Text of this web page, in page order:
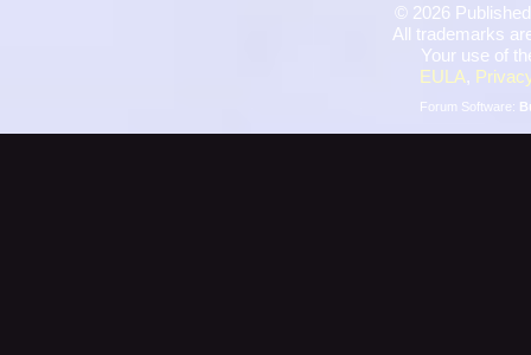
© 2026
All trademarks
Your use of
EULA,
Forum Software: